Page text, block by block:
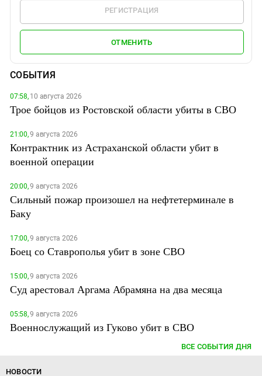
РЕГИСТРАЦИЯ
ОТМЕНИТЬ
СОБЫТИЯ
07:58,10 августа 2026
Трое бойцов из Ростовской области убиты в СВО
21:00,9 августа 2026
Контрактник из Астраханской области убит в
военной операции
20:00,9 августа 2026
Сильный пожар произошел на нефтетерминале в
Баку
17:00,9 августа 2026
Боец со Ставрополья убит в зоне СВО
15:00,9 августа 2026
Суд арестовал Аргама Абрамяна на два месяца
05:58,9 августа 2026
Военнослужащий из Гуково убит в СВО
ВСЕ СОБЫТИЯ ДНЯ
НОВОСТИ